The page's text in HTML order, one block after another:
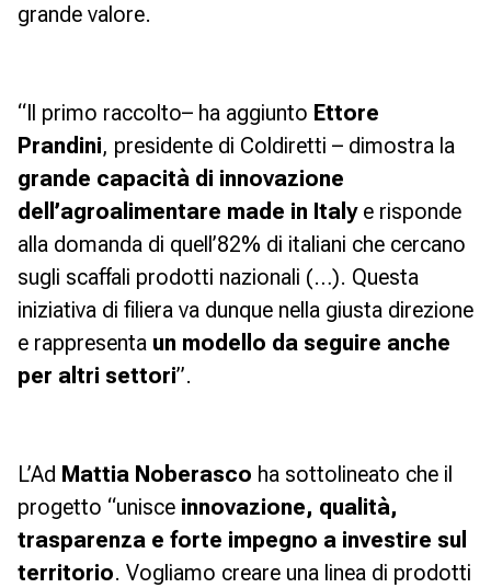
grande valore.
“Il primo raccolto– ha aggiunto Ettore
Prandini, presidente di Coldiretti – dimostra la
grande capacità di innovazione
dell’agroalimentare made in Italye risponde
alla domanda di quell’82% di italiani che cercano
sugli scaffali prodotti nazionali (…). Questa
iniziativa di filiera va dunque nella giusta direzione
e rappresenta un modello da seguire anche
per altri settori”.
L’Ad Mattia Noberasco ha sottolineato che il
progetto “unisce innovazione, qualità,
trasparenza e forte impegno a investire sul
territorio. Vogliamo creare una linea di prodotti